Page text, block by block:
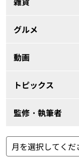
グルメ
動画
トピックス
監修・執筆者